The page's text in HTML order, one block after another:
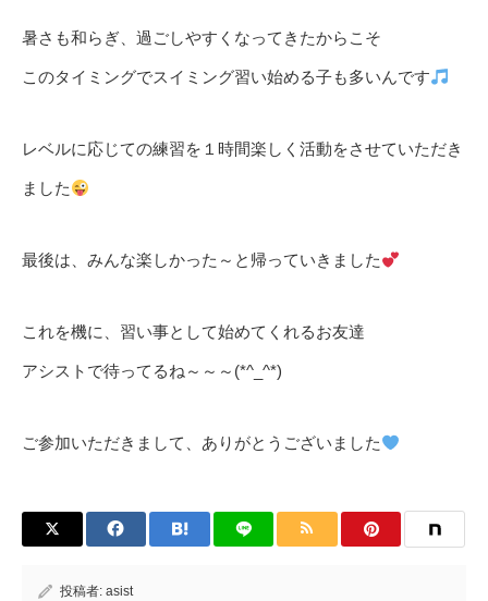
暑さも和らぎ、過ごしやすくなってきたからこそ
このタイミングでスイミング習い始める子も多いんです
レベルに応じての練習を１時間楽しく活動をさせていただき
ました
最後は、みんな楽しかった～と帰っていきました
これを機に、習い事として始めてくれるお友達
アシストで待ってるね～～～(*^_^*)
ご参加いただきまして、ありがとうございました
投稿者: asist